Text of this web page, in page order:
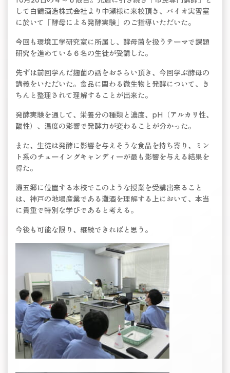
して白鶴酒造株式会社より中瀬様に来校頂き、バイオ実習室
に於いて「酵母による発酵実験」のご指導いただいた。
今回も環境工学研究室に所属し、酵母菌を扱うテーマで課題
研究を進めている６名の生徒が受講した。
先ずは前回学んだ麹菌の話をおさらい頂き、今回学ぶ酵母の
講義をいただいた。食品に関わる微生物と発酵について、き
ちんと整理されて理解することが出来た。
発酵実験を通して、栄養分の種類と濃度、pH（アルカリ性、
酸性）、温度の影響で発酵力が変わることが分かった。
また、生徒は発酵に影響を与えそうな食品を持ち寄り、ミン
ト系のチューイングキャンディーが最も影響を与える結果を
得た。
灘五郷に位置する本校でこのような授業を受講出来ること
は、神戸の地場産業である灘酒を理解する上において、本当
に貴重で特別な学びであると考える。
今後も可能な限り、継続できればと思う。